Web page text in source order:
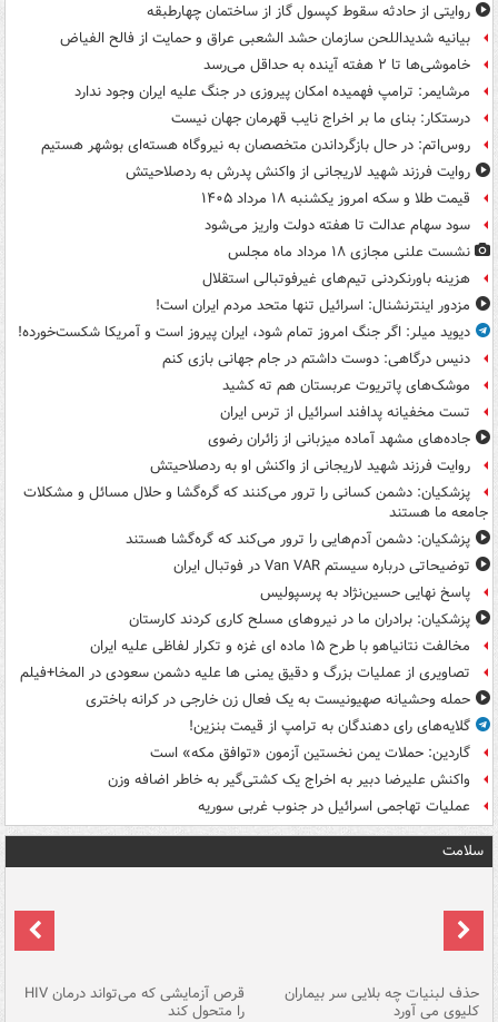
روایتی از حادثه سقوط کپسول گاز از ساختمان چهارطبقه
بیانیه شدیداللحن سازمان حشد الشعبی عراق و حمایت از فالح الفیاض
خاموشی‌ها تا ۲ هفته آینده به حداقل می‌رسد
مرشایمر: ترامپ فهمیده امکان پیروزی در جنگ علیه ایران وجود ندارد
درستکار: بنای ما بر اخراج نایب قهرمان جهان نیست
روس‌اتم: در حال بازگرداندن متخصصان به نیروگاه هسته‌ای بوشهر هستیم
روایت فرزند شهید لاریجانی از واکنش پدرش به ردصلاحیتش
قیمت طلا و سکه امروز یکشنبه ۱۸ مرداد ۱۴۰۵
سود سهام عدالت تا هفته دولت واریز می‌شود
نشست علنی مجازی ۱۸ مرداد ماه مجلس
هزینه باورنکردنی تیم‌های غیرفوتبالی استقلال
مزدور اینترنشنال: اسرائیل تنها متحد مردم ایران است!
دیوید میلر: اگر جنگ امروز تمام شود، ایران پیروز است و آمریکا شکست‌خورده!
دنیس درگاهی: دوست داشتم در جام جهانی بازی کنم
موشک‌های پاتریوت عربستان هم ته‌ کشید
تست مخفیانه پدافند اسرائیل از ترس ایران
جاده‌های مشهد آماده میزبانی از زائران رضوی
روایت فرزند شهید لاریجانی از واکنش او به ردصلاحیتش
پزشکیان: دشمن کسانی را ترور می‌کنند که گره‌گشا و حلال مسائل و مشکلات
جامعه ما هستند
پزشکیان: دشمن آدم‌هایی را ترور می‌کند که گره‌گشا هستند
توضیحاتی درباره سیستم Van VAR در فوتبال ایران
پاسخ نهایی حسین‌نژاد به پرسپولیس
پزشکیان: برادران ما در نیروهای مسلح کاری کردند کارستان
مخالفت نتانیاهو با طرح ۱۵ ماده ای غزه و تکرار لفاظی علیه ایران
تصاویری از عملیات بزرگ و دقیق یمنی ها علیه دشمن سعودی در المخا+فیلم
حمله وحشیانه صهیونیست به یک فعال زن خارجی در کرانه باختری
گلایه‌های رای دهندگان به ترامپ از قیمت بنزین!
گاردین: حملات یمن نخستین آزمون «توافق مکه» است
واکنش علیرضا دبیر به اخراج یک کشتی‌گیر به خاطر اضافه وزن
عملیات تهاجمی اسرائیل در جنوب غربی سوریه
سلامت
حذف لبنیات چه بلایی سر بیماران
کلیوی می آورد
قرص آزمایشی که می‌تواند درمان HIV
را متحول کند